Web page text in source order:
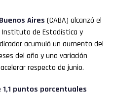
Aires (CABA) alcanzó el
Instituto de Estadística y
acumuló un aumento del
del año y una variación
respecto de junio.
puntos porcentuales